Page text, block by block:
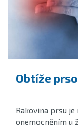
Obtíže
Rakovina prsu
onemocněním u